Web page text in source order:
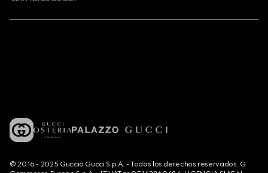
© 2016 - 2025 Guccio Gucci S.p.A. - Todos los derechos reservados. G